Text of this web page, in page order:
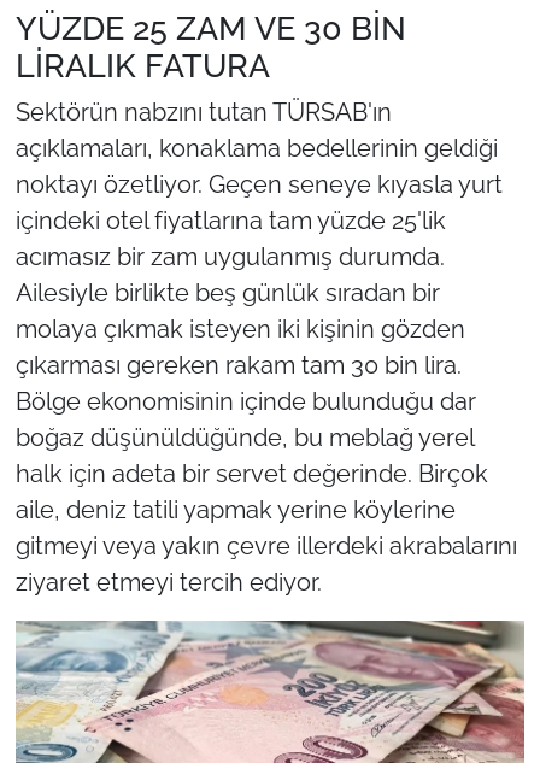
YÜZDE 25 ZAM VE 30 BİN
LİRALIK FATURA
Sektörün nabzını tutan TÜRSAB'ın
açıklamaları, konaklama bedellerinin geldiği
noktayı özetliyor. Geçen seneye kıyasla yurt
içindeki otel fiyatlarına tam yüzde 25'lik
acımasız bir zam uygulanmış durumda.
Ailesiyle birlikte beş günlük sıradan bir
molaya çıkmak isteyen iki kişinin gözden
çıkarması gereken rakam tam 30 bin lira.
Bölge ekonomisinin içinde bulunduğu dar
boğaz düşünüldüğünde, bu meblağ yerel
halk için adeta bir servet değerinde. Birçok
aile, deniz tatili yapmak yerine köylerine
gitmeyi veya yakın çevre illerdeki akrabalarını
ziyaret etmeyi tercih ediyor.